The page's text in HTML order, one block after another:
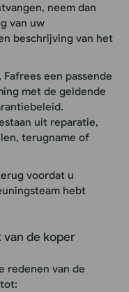
neem dan
van uw
beschrijving van het
een passende
met de geldende
uit reparatie,
terugname of
voordat u
hebt
van de koper
redenen van de